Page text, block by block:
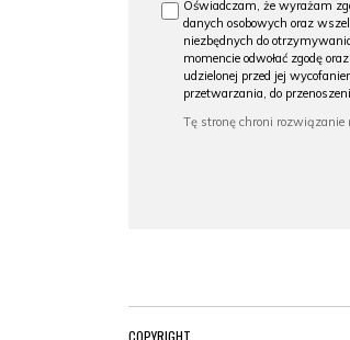
Oświadczam, że wyrażam
danych osobowych oraz
niezbędnych do
momencie odwołać zgodę
udzielonej przed jej
przetwarzania, do
COPYRIGHT